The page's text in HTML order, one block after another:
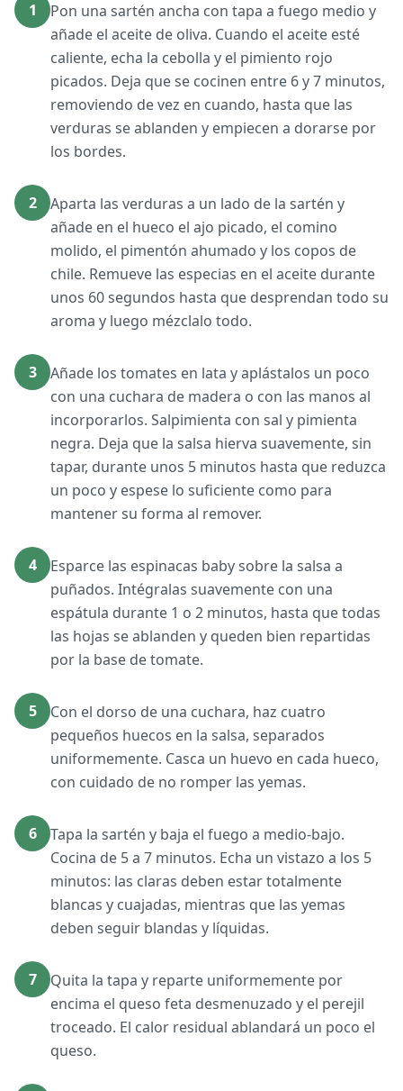
1
Pon una sartén ancha con tapa a fuego medio y
añade el aceite de oliva. Cuando el aceite esté
caliente, echa la cebolla y el pimiento rojo
picados. Deja que se cocinen entre 6 y 7 minutos,
removiendo de vez en cuando, hasta que las
verduras se ablanden y empiecen a dorarse por
los bordes.
2
Aparta las verduras a un lado de la sartén y
añade en el hueco el ajo picado, el comino
molido, el pimentón ahumado y los copos de
chile. Remueve las especias en el aceite durante
unos 60 segundos hasta que desprendan todo su
aroma y luego mézclalo todo.
3
Añade los tomates en lata y aplástalos un poco
con una cuchara de madera o con las manos al
incorporarlos. Salpimienta con sal y pimienta
negra. Deja que la salsa hierva suavemente, sin
tapar, durante unos 5 minutos hasta que reduzca
un poco y espese lo suficiente como para
mantener su forma al remover.
4
Esparce las espinacas baby sobre la salsa a
puñados. Intégralas suavemente con una
espátula durante 1 o 2 minutos, hasta que todas
las hojas se ablanden y queden bien repartidas
por la base de tomate.
5
Con el dorso de una cuchara, haz cuatro
pequeños huecos en la salsa, separados
uniformemente. Casca un huevo en cada hueco,
con cuidado de no romper las yemas.
6
Tapa la sartén y baja el fuego a medio-bajo.
Cocina de 5 a 7 minutos. Echa un vistazo a los 5
minutos: las claras deben estar totalmente
blancas y cuajadas, mientras que las yemas
deben seguir blandas y líquidas.
7
Quita la tapa y reparte uniformemente por
encima el queso feta desmenuzado y el perejil
troceado. El calor residual ablandará un poco el
queso.